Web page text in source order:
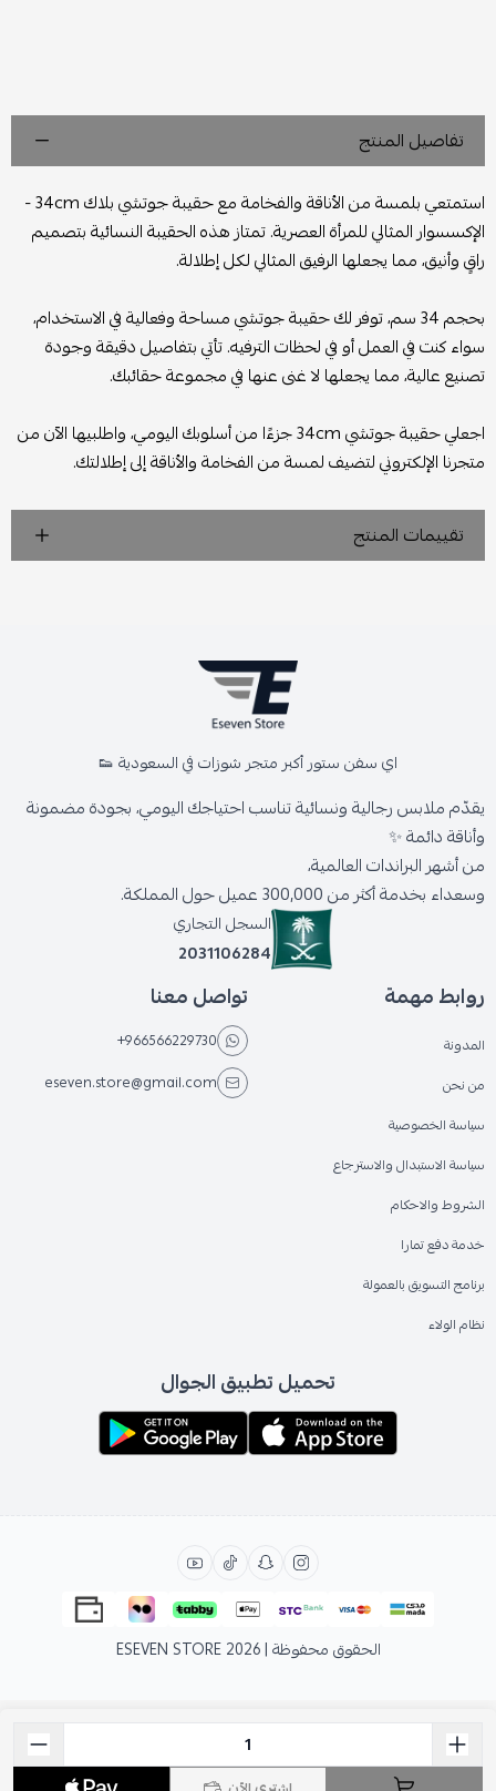
تفاصيل المنتج
استمتعي بلمسة من الأناقة والفخامة مع حقيبة جوتشي بلاك 34cm -
الإكسسوار المثالي للمرأة العصرية. تمتاز هذه الحقيبة النسائية بتصميم
راقٍ وأنيق، مما يجعلها الرفيق المثالي لكل إطلالة.
بحجم 34 سم، توفر لك حقيبة جوتشي مساحة وفعالية في الاستخدام،
سواء كنت في العمل أو في لحظات الترفيه. تأتي بتفاصيل دقيقة وجودة
تصنيع عالية، مما يجعلها لا غنى عنها في مجموعة حقائبك.
اجعلي حقيبة جوتشي 34cm جزءًا من أسلوبك اليومي، واطلبيها الآن من
متجرنا الإلكتروني لتضيف لمسة من الفخامة والأناقة إلى إطلالتك.
تقييمات المنتج
اي سفن ستور أكبر متجر شوزات في السعودية 👟
يقدّم ملابس رجالية ونسائية تناسب احتياجك اليومي، بجودة مضمونة
وأناقة دائمة ✨
من أشهر البراندات العالمية،
وسعداء بخدمة أكثر من 300,000 عميل حول المملكة.
السجل التجاري
2031106284
روابط مهمة
المدونة
من نحن
سياسة الخصوصية
سياسة الاستبدال والاسترجاع
الشروط والاحكام
خدمة دفع تمارا
برنامج التسويق بالعمولة
نظام الولاء
تواصل معنا
+966566229730
eseven.store@gmail.com
تحميل تطبيق الجوال
الحقوق محفوظة | 2026 ESEVEN STORE